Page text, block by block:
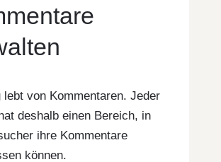
lebt von Kommentaren. Jeder
deshalb einen Bereich, in
ihre Kommentare
können.